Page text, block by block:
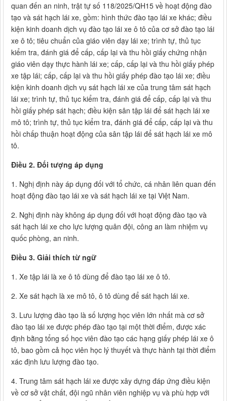
quan đến an ninh, trật tự số 118/2025/QH15 về hoạt động đào
tạo và sát hạch lái xe, gồm: hình thức đào tạo lái xe khác; điều
kiện kinh doanh dịch vụ đào tạo lái xe ô tô của cơ sở đào tạo lái
xe ô tô; tiêu chuẩn của giáo viên dạy lái xe; trình tự, thủ tục
kiểm tra, đánh giá để cấp, cấp lại và thu hồi giấy chứng nhận
giáo viên dạy thực hành lái xe; cấp, cấp lại và thu hồi giấy phép
xe tập lái; cấp, cấp lại và thu hồi giấy phép đào tạo lái xe; điều
kiện kinh doanh dịch vụ sát hạch lái xe của trung tâm sát hạch
lái xe; trình tự, thủ tục kiểm tra, đánh giá để cấp, cấp lại và thu
hồi giấy phép sát hạch; điều kiện sân tập lái để sát hạch lái xe
mô tô; trình tự, thủ tục kiểm tra, đánh giá để cấp, cấp lại và thu
hồi chấp thuận hoạt động của sân tập lái để sát hạch lái xe mô
tô.
Điều 2. Đối tượng áp dụng
1. Nghị định này áp dụng đối với tổ chức, cá nhân liên quan đến
hoạt động đào tạo lái xe và sát hạch lái xe tại Việt Nam.
2. Nghị định này không áp dụng đối với hoạt động đào tạo và
sát hạch lái xe cho lực lượng quân đội, công an làm nhiệm vụ
quốc phòng, an ninh.
Điều 3. Giải thích từ ngữ
1. Xe tập lái là xe ô tô dùng để đào tạo lái xe ô tô.
2. Xe sát hạch là xe mô tô, ô tô dùng để sát hạch lái xe.
3. Lưu lượng đào tạo là số lượng học viên lớn nhất mà cơ sở
đào tạo lái xe được phép đào tạo tại một thời điểm, được xác
định bằng tổng số học viên đào tạo các hạng giấy phép lái xe ô
tô, bao gồm cả học viên học lý thuyết và thực hành tại thời điểm
xác định lưu lượng đào tạo.
4. Trung tâm sát hạch lái xe được xây dựng đáp ứng điều kiện
về cơ sở vật chất, đội ngũ nhân viên nghiệp vụ và phù hợp với